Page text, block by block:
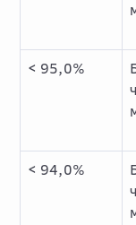
< 95,0%
< 94,0%